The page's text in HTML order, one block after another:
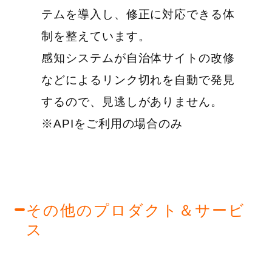
テムを導入し、修正に対応できる体
制を整えています。
感知システムが自治体サイトの改修
などによるリンク切れを自動で発見
するので、見逃しがありません。
※APIをご利用の場合のみ
その他のプロダクト＆サービ
ス